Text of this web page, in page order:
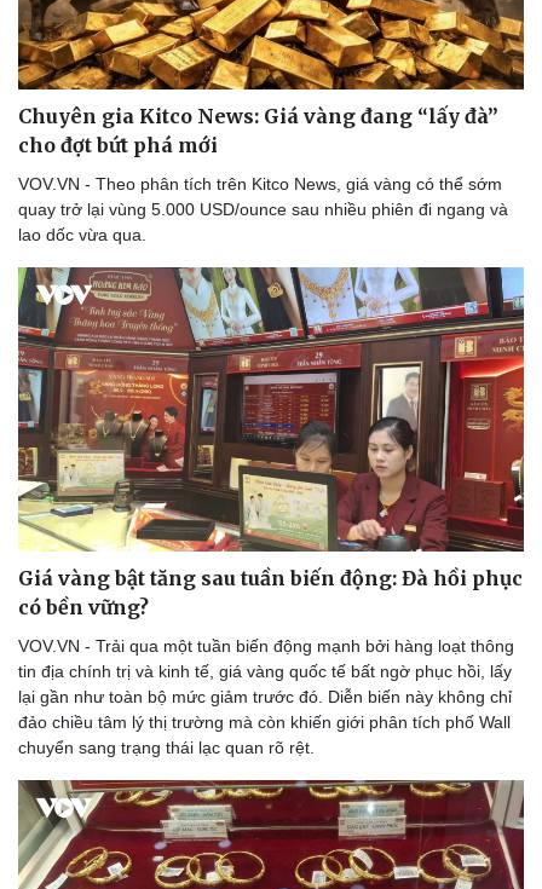
Chuyên gia Kitco News: Giá vàng đang “lấy đà”
cho đợt bứt phá mới
VOV.VN - Theo phân tích trên Kitco News, giá vàng có thể sớm
quay trở lại vùng 5.000 USD/ounce sau nhiều phiên đi ngang và
lao dốc vừa qua.
Giá vàng bật tăng sau tuần biến động: Đà hồi phục
có bền vững?
VOV.VN - Trải qua một tuần biến động mạnh bởi hàng loạt thông
tin địa chính trị và kinh tế, giá vàng quốc tế bất ngờ phục hồi, lấy
lại gần như toàn bộ mức giảm trước đó. Diễn biến này không chỉ
đảo chiều tâm lý thị trường mà còn khiến giới phân tích phố Wall
chuyển sang trạng thái lạc quan rõ rệt.